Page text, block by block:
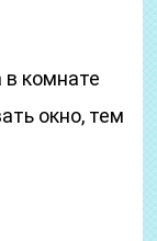
в комнате
окно, тем